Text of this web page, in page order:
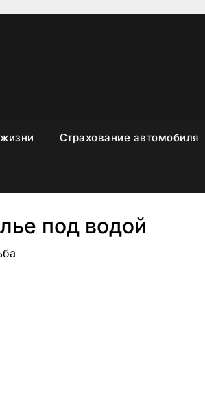
Страхование автомобиля
под водой